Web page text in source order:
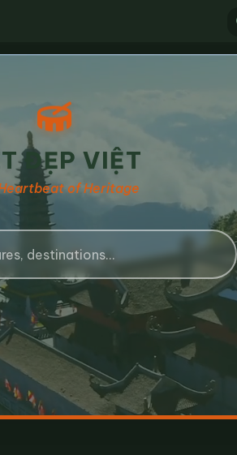
ĐẸP VIỆT
of Heritage